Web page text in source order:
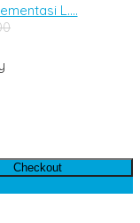
L....
Checkout